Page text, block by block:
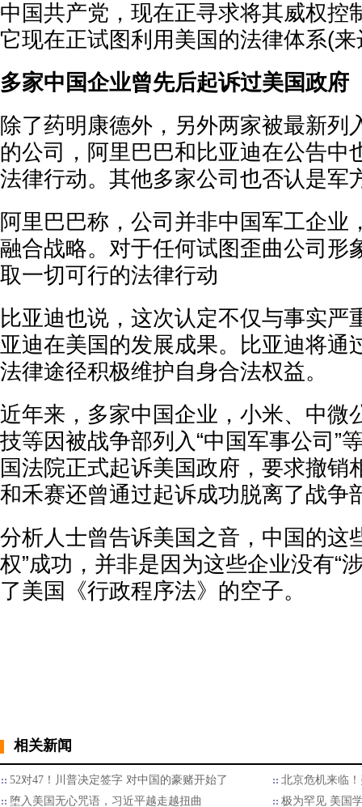
中国共产党，现在正寻求将其威权控
它现在正试图利用美国的法律体系(
多家中国企业曾先后起诉过美国政府
除了药明康德外，另外两家被最新列
的公司，阿里巴巴和比亚迪在公告中
法律行动。其他多家公司也否认是军
阿里巴巴称，公司并非中国军工企业
融合战略。对于任何试图歪曲公司形
取一切可行的法律行动
比亚迪也说，这次认定不仅与事实严
亚迪在美国的发展成果。比亚迪将通
法律途径积极维护自身合法权益。
近年来，多家中国企业，小米、中微
技等因被战争部列入“中国军事公司”
国法院正式起诉美国政府，要求撤销
和禾赛还曾通过起诉成功脱离了战争
分析人士曾告诉美国之音，中国的这
权”成功，并非是因为这些企业没有“
了美国《行政程序法》的空子。
相关新闻
52对47！川普决定签字 对中国的豪赌开始了
北京危机来临
堕入美国无心咒语，习近平越走越扭曲
极为罕见 美国